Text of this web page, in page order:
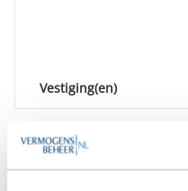
Vestiging(en)